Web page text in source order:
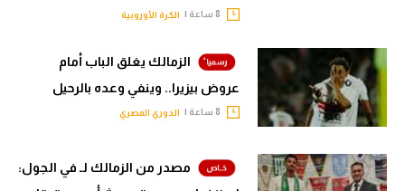
الكرة الأوروبية
الزمالك يغلق الباب أمام
عروض بيزيرا.. وينفي وعده بالرحيل
الدوري المصري
مصدر من الزمالك لـ في الجول: